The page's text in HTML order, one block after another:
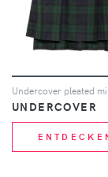
Undercover pleated
UNDERCOVER